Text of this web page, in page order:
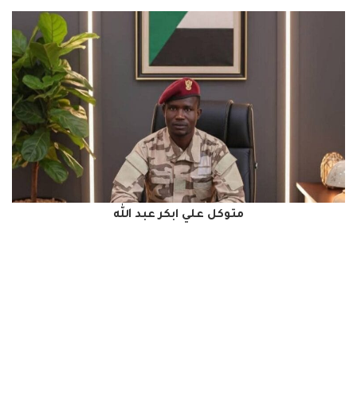
متوكل علي ابكر عبد الله